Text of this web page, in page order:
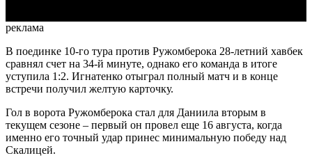
реклама
В поединке 10-го тура против Ружомберока 28-летний хавбек
сравнял счет на 34-й минуте, однако его команда в итоге
уступила 1:2. Игнатенко отыграл полный матч и в конце
встречи получил желтую карточку.
Гол в ворота Ружомберока стал для Даниила вторым в
текущем сезоне – первый он провел еще 16 августа, когда
именно его точный удар принес минимальную победу над
Скалицей.